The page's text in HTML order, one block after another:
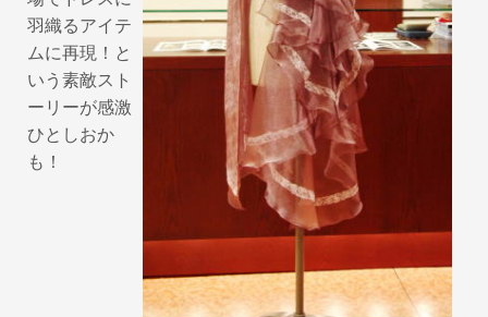
羽織るアイテ
ムに再現！と
いう素敵スト
ーリーが感激
ひとしおか
も！